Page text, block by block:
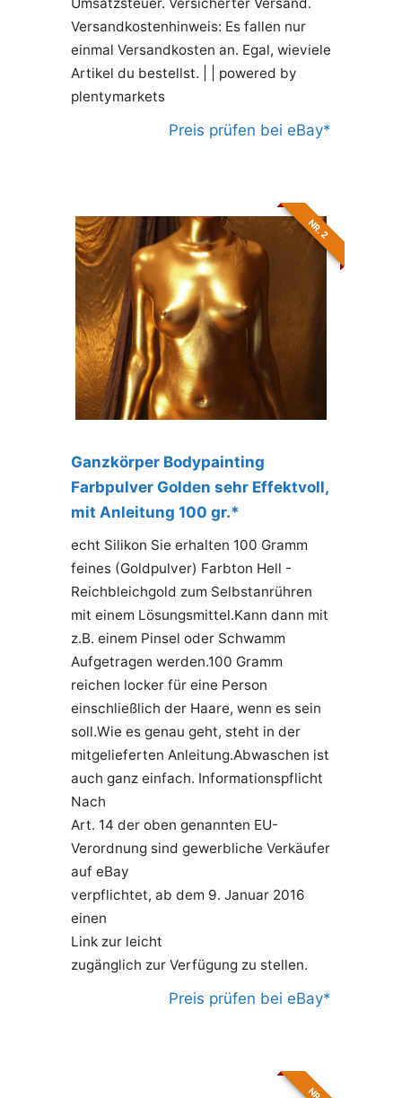
Versandkostenhinweis: Es fallen nur
einmal Versandkosten an. Egal, wieviele
Artikel du bestellst. |
| powered by
plentymarkets
Preis prüfen bei eBay*
NR. 2
Ganzkörper Bodypainting
Farbpulver Golden sehr Effektvoll,
mit Anleitung 100 gr.*
echt Silikon Sie erhalten 100 Gramm
feines (Goldpulver) Farbton Hell -
Reichbleichgold zum Selbstanrühren
mit einem Lösungsmittel.Kann dann mit
z.B. einem Pinsel oder Schwamm
Aufgetragen werden.100 Gramm
reichen locker für eine Person
einschließlich der Haare, wenn es sein
soll.Wie es genau geht, steht in der
mitgelieferten Anleitung.Abwaschen ist
auch ganz einfach. Informationspflicht
Nach
Art. 14 der oben genannten EU-
Verordnung sind gewerbliche Verkäufer
auf eBay
verpflichtet, ab dem 9. Januar 2016
einen
Link zur leicht
zugänglich zur Verfügung zu stellen.
Preis prüfen bei eBay*